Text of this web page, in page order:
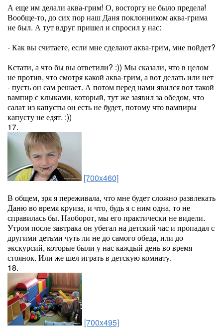
А еще им делали аква-грим! О, восторгу не было предела!
Вообще-то, до сих пор наш Даня поклонником аква-грима
не был. А тут вдруг пришел и спросил у нас:
- Как вы считаете, если мне сделают аква-грим, мне пойдет?
Кстати, а что бы вы ответили? :)) Мы сказали, что в целом
не против, что смотря какой аква-грим, а вот делать или нет
- пусть он сам решает. А потом перед нами явился вот такой
вампир с клыками, который, тут же заявил за обедом, что
салат из капусты он есть не будет, потому что вампиры
капусту не едят. :))
17.
[700x460]
В общем, зря я переживала, что мне будет сложно развлекать
Даню во время круиза, и что, будь я с ним одна, то не
справилась бы. Наоборот, мы его практически не видели.
Утром после завтрака он убегал на детский час и пропадал с
другими детьми чуть ли не до самого обеда, или до
экскурсий, которые были у нас каждый день во время
стоянок. Или же шел играть в детскую комнату.
18.
[700x495]